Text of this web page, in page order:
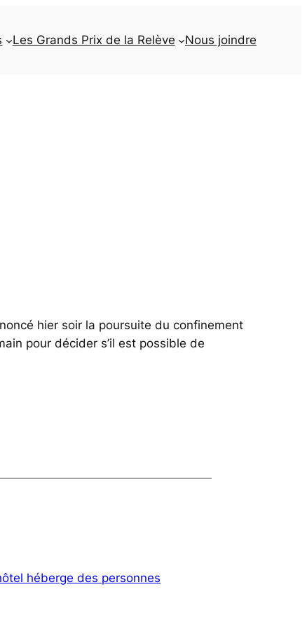
Les Grands Prix de la Relève Nous joindre
hier soir la poursuite du confinement
pour décider s’il est possible de
héberge des personnes